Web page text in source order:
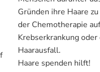
meine
Erfahrung
&
alle
Infos
Gründen ihre Haare
der Chemotherapie
Krebserkrankung
Haarausfall.
Haare spenden hilft!